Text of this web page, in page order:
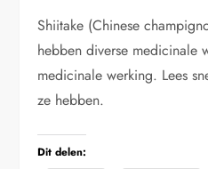
Shiitake (Chinese
hebben diverse medicinale
medicinale werking. Lees
ze hebben.
Dit delen: